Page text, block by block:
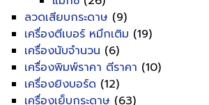
ลวดเสียบกระดาษ (9)
เครื่องตีเบอร์ หมึกเติม (19)
เครื่องนับจำนวน (6)
เครื่องพิมพ์ราคา ตีราคา (10)
เครื่องยิงบอร์ด (12)
เครื่องเย็บกระดาษ (63)